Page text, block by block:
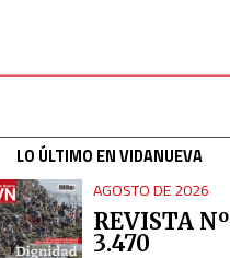
LO ÚLTIMO EN VIDANUEVA
AGOSTO DE 2026
REVISTA Nº
3.470